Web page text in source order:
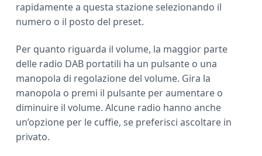
rapidamente a questa stazione selezionando il
numero o il posto del preset.
Per quanto riguarda il volume, la maggior parte
delle radio DAB portatili ha un pulsante o una
manopola di regolazione del volume. Gira la
manopola o premi il pulsante per aumentare o
diminuire il volume. Alcune radio hanno anche
un’opzione per le cuffie, se preferisci ascoltare in
privato.